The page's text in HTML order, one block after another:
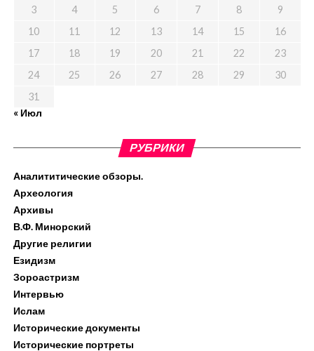
3
4 5 6 7 8
9
10
11 12 13 14 15
16
17
18 19 20 21 22
23
24
25 26 27 28 29
30
31
« Июл
РУБРИКИ
Аналититические обзоры.
Археология
Архивы
В.Ф. Минорский
Другие религии
Езидизм
Зороастризм
Интервью
Ислам
Исторические документы
Исторические портреты